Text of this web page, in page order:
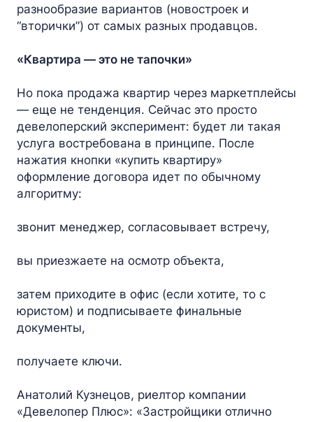
разнообразие вариантов (новостроек и
“вторички”) от самых разных продавцов.
«Квартира — это не тапочки»
Но пока продажа квартир через маркетплейсы
— еще не тенденция. Сейчас это просто
девелоперский эксперимент: будет ли такая
услуга востребована в принципе. После
нажатия кнопки «купить квартиру»
оформление договора идет по обычному
алгоритму:
звонит менеджер, согласовывает встречу,
вы приезжаете на осмотр объекта,
затем приходите в офис (если хотите, то с
юристом) и подписываете финальные
документы,
получаете ключи.
Анатолий Кузнецов, риелтор компании
«Девелопер Плюс»: «Застройщики отлично